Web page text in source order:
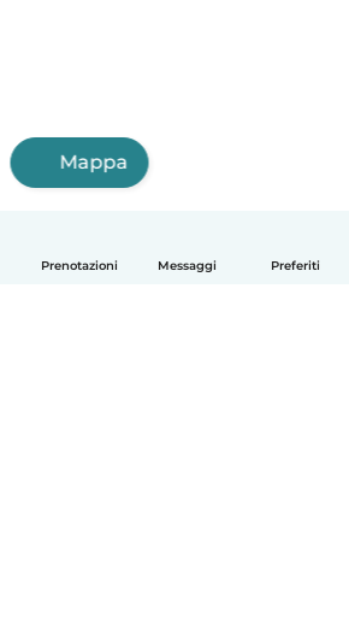
Prenotazioni Messaggi Preferiti
Mappa